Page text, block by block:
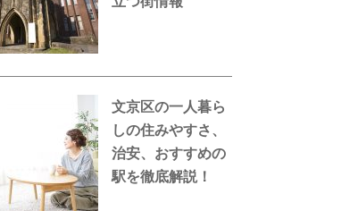
文京区の一人暮ら
しの住みやすさ、
治安、おすすめの
駅を徹底解説！